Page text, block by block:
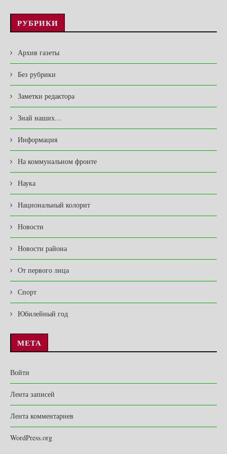
РУБРИКИ
Архив газеты
Без рубрики
Заметки редактора
Знай наших…
Информация
На коммунальном фронте
Наука
Национальный колорит
Новости
Новости района
От первого лица
Спорт
Юбилейный год
МЕТА
Войти
Лента записей
Лента комментариев
WordPress.org